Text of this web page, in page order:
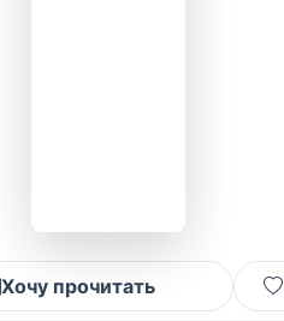
Хочу прочитать